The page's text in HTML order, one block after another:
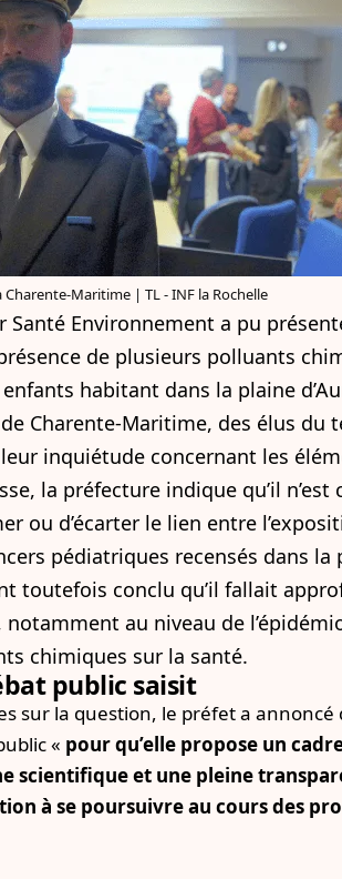
Charente-Maritime | TL - INF la Rochelle
Santé Environnement a pu
de plusieurs polluants
habitant dans la plaine
Charente-Maritime, des élus du
inquiétude concernant les
la préfecture indique qu’il n’est
ou d’écarter le lien entre
pédiatriques recensés dans la
toutefois conclu qu’il fallait
au niveau de
chimiques sur la santé.
public saisit
sur la question, le préfet a annoncé
« pour qu’elle propose un
scientifique et une pleine
à se poursuivre au cours des